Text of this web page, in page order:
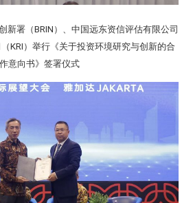
新署（BRIN）、中国远东资信评估有限公司
KRI）举行《关于投资环境研究与创新的合
作意向书》签署仪式